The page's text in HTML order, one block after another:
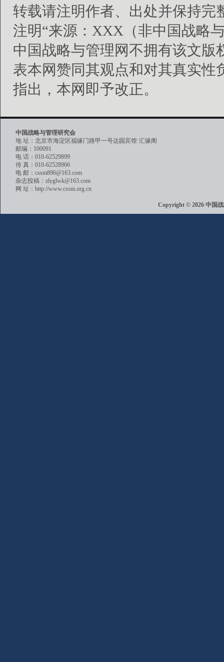
转载请注明作者、出处并保持完
注明“来源：XXX（非中国战略
中国战略与管理网不拥有该文
表本网赞同其观点和对其真实
指出，本网即予改正。
中国战略与管理研究会
地 址：北京市海淀区福缘门路甲一号达园宾馆·汇缘阁
邮编：100091
电 话：010-62529899
传 真：010-62528966
电 邮：cssm896@163.com
杂志投稿：zlyglwk@163.com
网 址：http://www.cssm.org.cn
Copyright © 2026 中国